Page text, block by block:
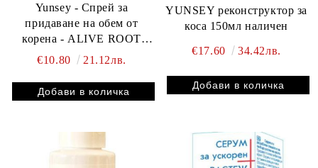
Yunsey - Спрей за
придаване на обем от
корена - ALIVE ROOT
CREATIONYST 175мл.
€10.80 21.12лв.
YUNSEY реконструктор за
коса 150мл наличен
€17.60 34.42лв.